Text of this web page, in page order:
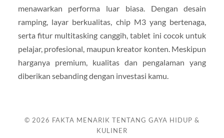
menawarkan performa luar biasa. Dengan desain
ramping, layar berkualitas, chip M3 yang bertenaga,
serta fitur multitasking canggih, tablet ini cocok untuk
pelajar, profesional, maupun kreator konten. Meskipun
harganya premium, kualitas dan pengalaman yang
diberikan sebanding dengan investasi kamu.
© 2026 FAKTA MENARIK TENTANG GAYA HIDUP &
KULINER